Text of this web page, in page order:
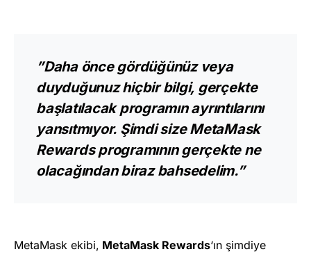
”Daha önce gördüğünüz veya
duyduğunuz hiçbir bilgi, gerçekte
başlatılacak programın ayrıntılarını
yansıtmıyor. Şimdi size MetaMask
Rewards programının gerçekte ne
olacağından biraz bahsedelim.”
MetaMask ekibi, MetaMask Rewards‘ın şimdiye